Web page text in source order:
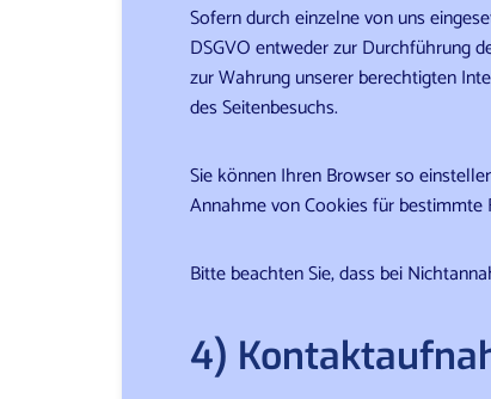
Sofern durch einzelne von uns
DSGVO entweder zur Durchführung
zur Wahrung unserer berechtigten
des Seitenbesuchs.
Sie können Ihren Browser so
Annahme von Cookies für
Bitte beachten Sie, dass bei
4)